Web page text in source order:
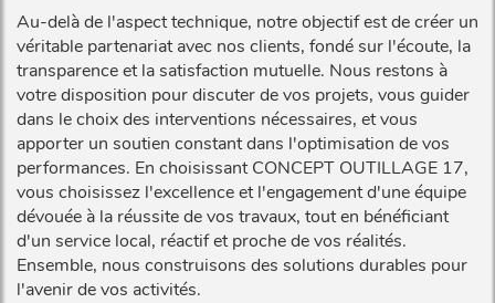
Au-delà de l'aspect technique, notre objectif est de créer un
véritable partenariat avec nos clients, fondé sur l'écoute, la
transparence et la satisfaction mutuelle. Nous restons à
votre disposition pour discuter de vos projets, vous guider
dans le choix des interventions nécessaires, et vous
apporter un soutien constant dans l'optimisation de vos
performances. En choisissant CONCEPT OUTILLAGE 17,
vous choisissez l'excellence et l'engagement d'une équipe
dévouée à la réussite de vos travaux, tout en bénéficiant
d'un service local, réactif et proche de vos réalités.
Ensemble, nous construisons des solutions durables pour
l'avenir de vos activités.